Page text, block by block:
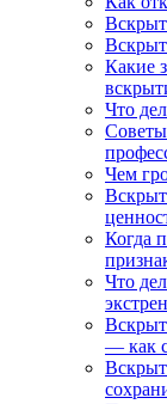
Какие
Что
Чем
Когда
Что
— как